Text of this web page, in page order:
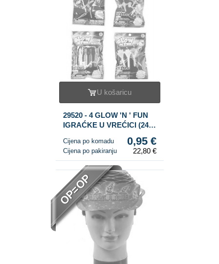
U košaricu
29520 - 4 GLOW 'N ' FUN
IGRAĆKE U VREĆICI (24
Cijena po komadu 0,95 €
Cijena po pakiranju 22,80 €
OP=OP